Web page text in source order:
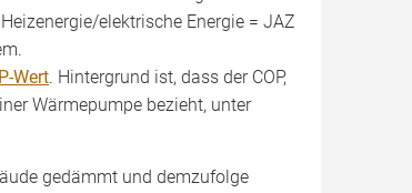
elektrische Energie = JAZ
Wert. Hintergrund ist, dass der COP,
Wärmepumpe bezieht, unter
gedämmt und demzufolge